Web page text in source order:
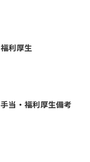
福利厚生
手当・福利厚生備考